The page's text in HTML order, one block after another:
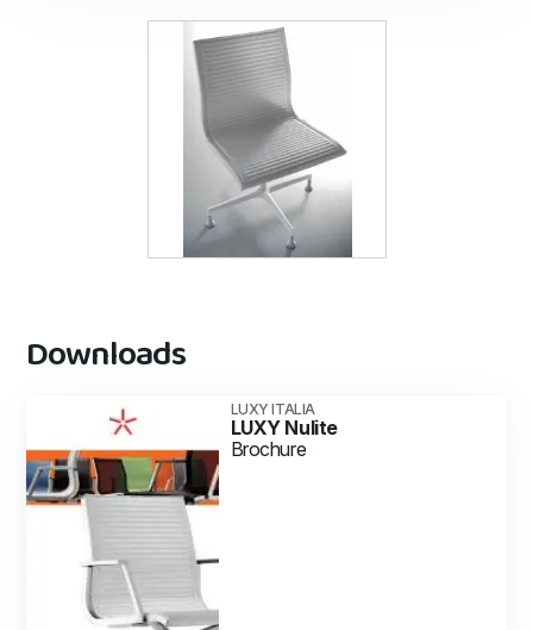
Downloads
LUXY ITALIA
LUXY Nulite
Brochure